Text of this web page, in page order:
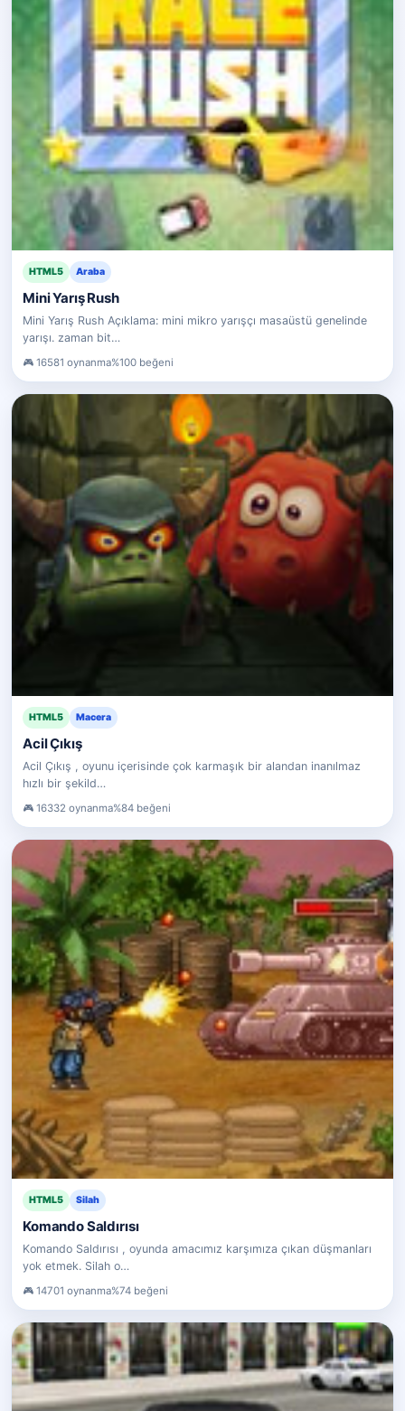
HTML5 Araba
Mini Yarış Rush
Mini Yarış Rush Açıklama: mini mikro yarışçı masaüstü genelinde
yarışı. zaman bit…
16581 oynanma%100 beğeni
HTML5 Macera
Acil Çıkış
Acil Çıkış , oyunu içerisinde çok karmaşık bir alandan inanılmaz
hızlı bir şekild…
16332 oynanma%84 beğeni
HTML5 Silah
Komando Saldırısı
Komando Saldırısı , oyunda amacımız karşımıza çıkan düşmanları
yok etmek. Silah o…
14701 oynanma%74 beğeni